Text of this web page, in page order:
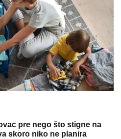
pre nego što stigne na
skoro niko ne planira